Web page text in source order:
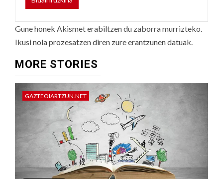
Gune honek Akismet erabiltzen du zaborra murrizteko.
Ikusi nola prozesatzen diren zure erantzunen datuak.
MORE STORIES
GAZTEOIARTZUN.NET